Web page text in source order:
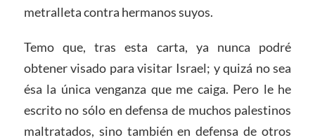
metralleta contra hermanos suyos.
Temo que, tras esta carta, ya nunca podré
obtener visado para visitar Israel; y quizá no sea
ésa la única venganza que me caiga. Pero le he
escrito no sólo en defensa de muchos palestinos
maltratados, sino también en defensa de otros